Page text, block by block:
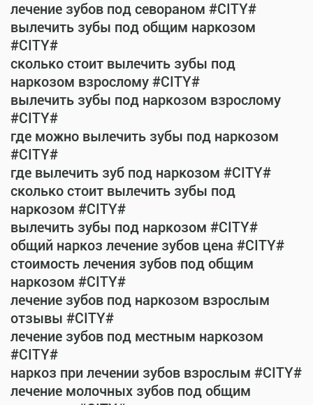
лечение зубов под севораном #CITY#
вылечить зубы под общим наркозом
#CITY#
сколько стоит вылечить зубы под
наркозом взрослому #CITY#
вылечить зубы под наркозом взрослому
#CITY#
где можно вылечить зубы под наркозом
#CITY#
где вылечить зуб под наркозом #CITY#
сколько стоит вылечить зубы под
наркозом #CITY#
вылечить зубы под наркозом #CITY#
общий наркоз лечение зубов цена #CITY#
стоимость лечения зубов под общим
наркозом #CITY#
лечение зубов под наркозом взрослым
отзывы #CITY#
лечение зубов под местным наркозом
#CITY#
наркоз при лечении зубов взрослым #CITY#
лечение молочных зубов под общим